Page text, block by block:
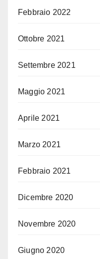
Febbraio 2022
Ottobre 2021
Settembre 2021
Maggio 2021
Aprile 2021
Marzo 2021
Febbraio 2021
Dicembre 2020
Novembre 2020
Giugno 2020